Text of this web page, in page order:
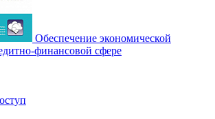
Обеспечение экономической
финансовой сфере